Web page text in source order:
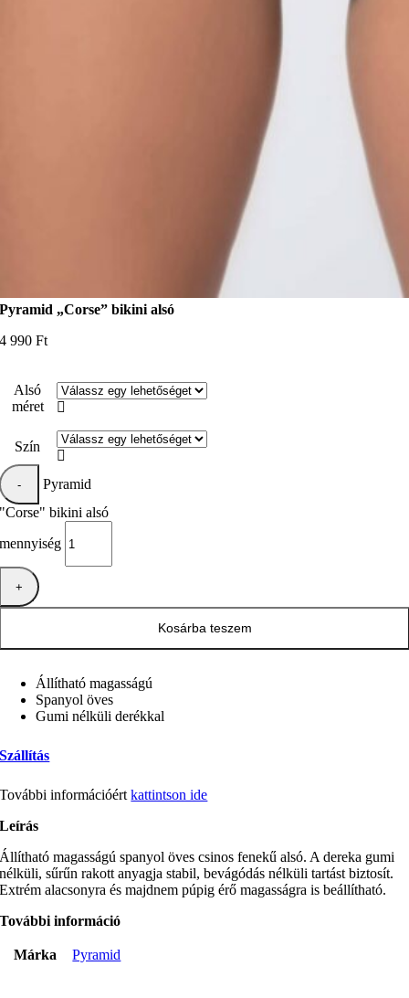
Pyramid „Corse” bikini alsó
4 990Ft
Alsó
méret

Szín

Pyramid
"Corse" bikini alsó
mennyiség
Kosárba teszem
Állítható magasságú
Spanyol öves
Gumi nélküli derékkal
Szállítás
További információértkattintson ide
Leírás
Állítható magasságú spanyol öves csinos fenekű alsó. A dereka gumi
nélküli, sűrűn rakott anyagja stabil, bevágódás nélküli tartást biztosít.
Extrém alacsonyra és majdnem púpig érő magasságra is beállítható.
További információ
Márka Pyramid